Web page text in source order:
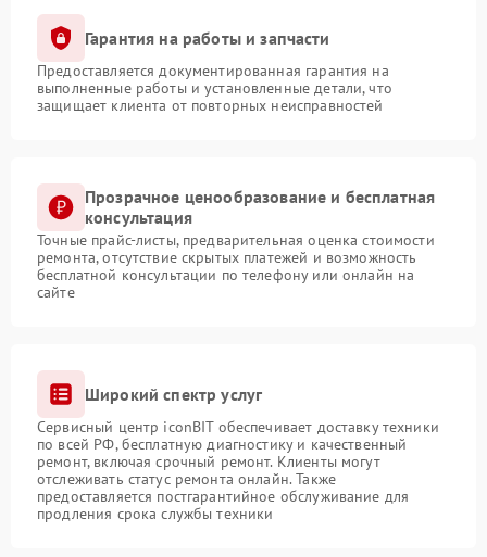
Гарантия на работы и запчасти
Предоставляется документированная гарантия на
выполненные работы и установленные детали, что
защищает клиента от повторных неисправностей
Прозрачное ценообразование и бесплатная
консультация
Точные прайс-листы, предварительная оценка стоимости
ремонта, отсутствие скрытых платежей и возможность
бесплатной консультации по телефону или онлайн на
сайте
Широкий спектр услуг
Сервисный центр iconBIT обеспечивает доставку техники
по всей РФ, бесплатную диагностику и качественный
ремонт, включая срочный ремонт. Клиенты могут
отслеживать статус ремонта онлайн. Также
предоставляется постгарантийное обслуживание для
продления срока службы техники